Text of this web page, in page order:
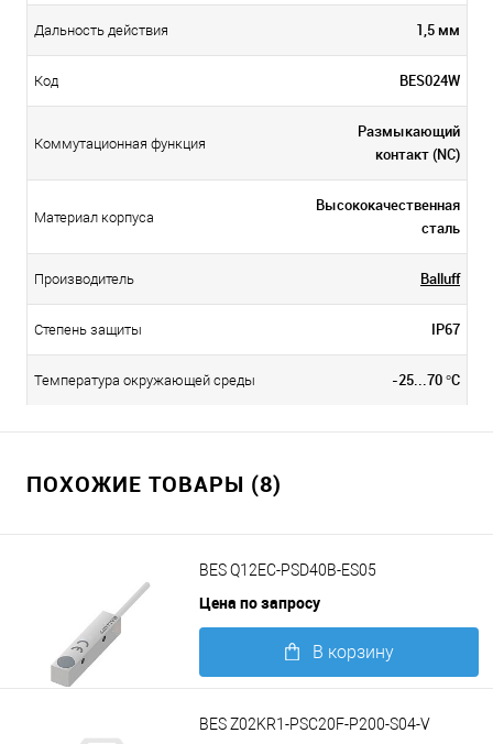
Дальность действия 1,5 мм
Код BES024W
Коммутационная функция
Размыкающий
контакт (NC)
Материал корпуса
Высококачественная
сталь
Производитель Balluff
Степень защиты IP67
Температура окружающей среды -25...70 °C
ПОХОЖИЕ ТОВАРЫ (8)
BES Q12EC-PSD40B-ES05
Цена по запросу
В корзину
BES Z02KR1-PSC20F-P200-S04-V